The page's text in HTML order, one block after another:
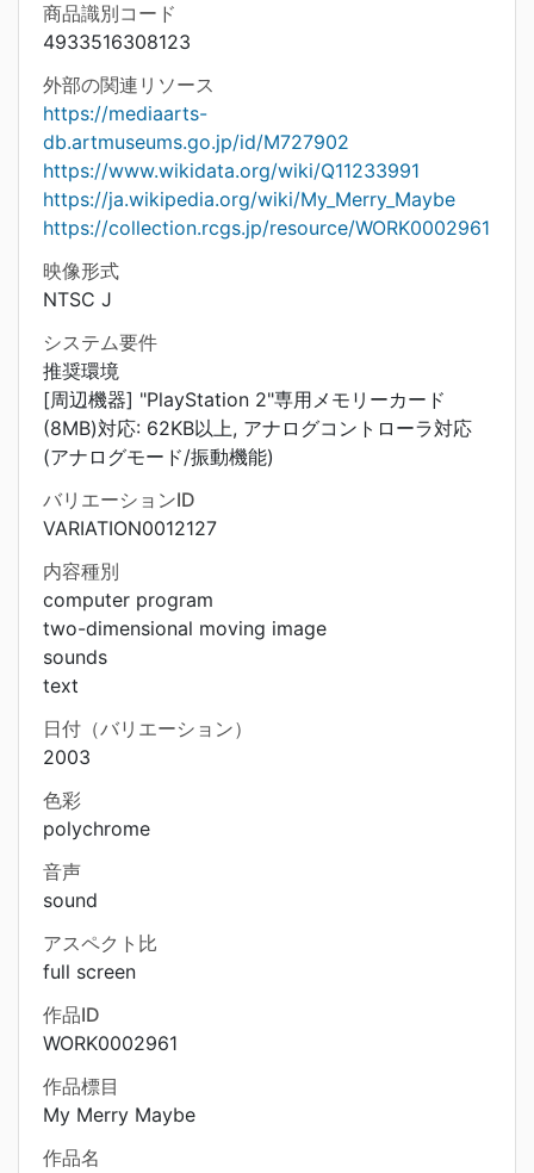
商品識別コード
4933516308123
外部の関連リソース
https://mediaarts-
db.artmuseums.go.jp/id/M727902
https://www.wikidata.org/wiki/Q11233991
https://ja.wikipedia.org/wiki/My_Merry_Maybe
https://collection.rcgs.jp/resource/WORK0002961
映像形式
NTSC J
システム要件
推奨環境
[周辺機器] "PlayStation 2"専用メモリーカード
(8MB)対応: 62KB以上, アナログコントローラ対応
(アナログモード/振動機能)
バリエーションID
VARIATION0012127
内容種別
computer program
two-dimensional moving image
sounds
text
日付（バリエーション）
2003
色彩
polychrome
音声
sound
アスペクト比
full screen
作品ID
WORK0002961
作品標目
My Merry Maybe
作品名